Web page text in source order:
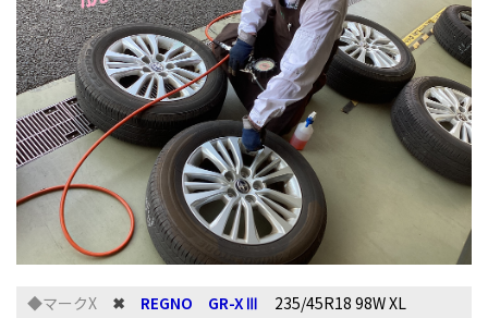
◆マークX ✖ REGNO GR-XⅢ 235/45R18 98W XL